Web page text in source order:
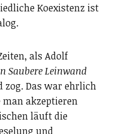
Koexistenz ist
als Adolf
Saubere Leinwand
zog. Das war ehrlich
akzeptieren
läuft die
und